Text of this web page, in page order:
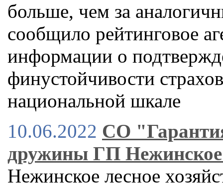
больше, чем за
сообщило рейтинговое
информации о
финустойчивости
национальной шкале
10.06.2022 СО
дружины ГП Нежинское
Нежинское лесное